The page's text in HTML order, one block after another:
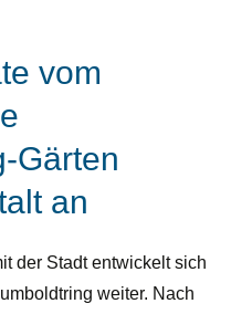
vom
Gärten
an
der Stadt entwickelt sich
weiter. Nach